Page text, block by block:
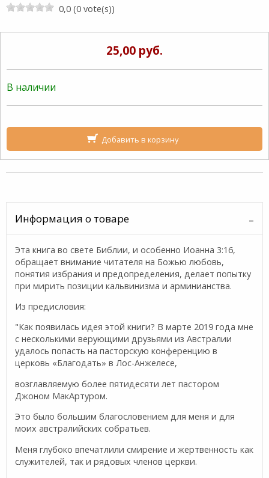
0,0 (0 vote(s))
25,00 руб.
В наличии
Добавить в корзину
Информация о товаре
Эта книга во свете Библии, и особенно Иоанна 3:16,
обращает внимание читателя на Божью любовь,
понятия избрания и предопределения, делает попытку
при мирить позиции кальвинизма и арминианства.
Из предисловия:
"Как появилась идея этой книги? В марте 2019 года мне
с несколькими верующими друзьями из Австралии
удалось попасть на пасторскую конференцию в
церковь «Благодать» в Лос-Анжелесе,
возглавляемую более пятидесяти лет пастором
Джоном МакАртуром.
Это было большим благословением для меня и для
моих австралийских собратьев.
Меня глубоко впечатлили смирение и жертвенность как
служителей, так и рядовых членов церкви.